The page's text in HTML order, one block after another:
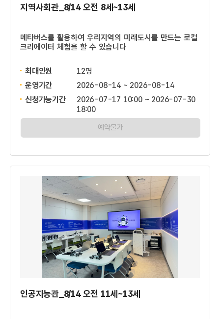
지역사회관_8/14 오전 8세~13세
메타버스를 활용하여 우리지역의 미래도시를 만드는 로컬
크리에이터 체험을 할 수 있습니다
최대인원
12명
운영기간
2026-08-14 ~ 2026-08-14
신청가능기간
2026-07-17 10:00 ~ 2026-07-30
18:00
예약불가
인공지능관_8/14 오전 11세~13세